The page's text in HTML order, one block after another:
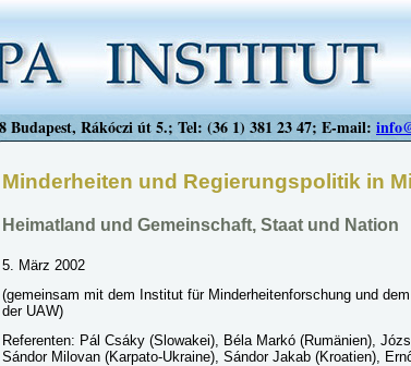
Budapest, Rákóczi út 5.; Tel: (36 1) 381 23 47; E-mail:
Minderheiten und Regierungspolitik in
Heimatland und Gemeinschaft, Staat und Nation
5. März 2002
(gemeinsam mit dem Institut für Minderheitenforschung und
der UAW)
Referenten: Pál Csáky (Slowakei), Béla Markó (Rumänien),
Sándor Milovan (Karpato-Ukraine), Sándor Jakab (Kroatien),